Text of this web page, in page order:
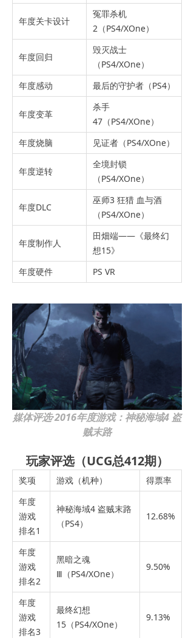
年度关卡设计
冤罪杀机
2（PS4/XOne）
年度回归
毁灭战士
（PS4/XOne）
年度感动
最后的守护者（PS4）
年度变革
杀手
47（PS4/XOne）
年度烧脑
见证者（PS4/XOne）
年度逆转
全境封锁
（PS4/XOne）
年度DLC
巫师3 狂猎 血与酒
（PS4/XOne）
年度制作人
田畑端——《最终幻
想15》
年度硬件
PS VR
媒体评选·2016年度游戏：神秘海域4 盗
贼末路
玩家评选（UCG总412期）
奖项 游戏（机种）
得票率
年度
游戏
排名1
神秘海域4 盗贼末路
（PS4）
12.68%
年度
游戏
排名2
黑暗之魂
Ⅲ（PS4/XOne）
9.50%
年度
游戏
排名3
最终幻想
15（PS4/XOne）
9.13%